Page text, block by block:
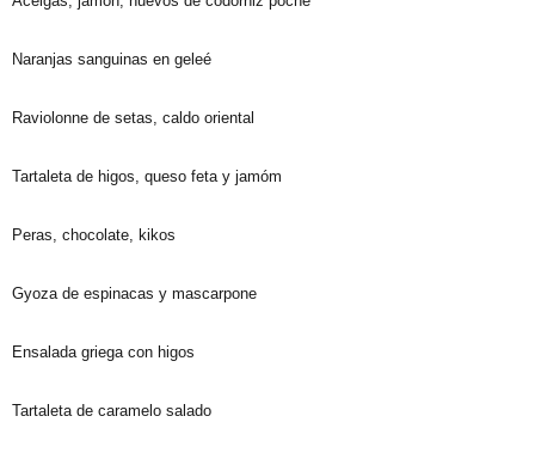
Naranjas sanguinas en geleé
Raviolonne de setas, caldo oriental
Tartaleta de higos, queso feta y jamóm
Peras, chocolate, kikos
Gyoza de espinacas y mascarpone
Ensalada griega con higos
Tartaleta de caramelo salado